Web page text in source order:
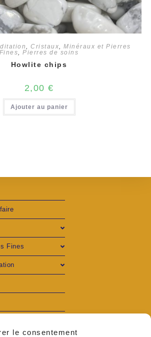
le consentement
, Cristaux, Minéraux et Pierres
Fines,Pierres de soins
Howlite chips
2,00 €
Ajouter au panier
Fines